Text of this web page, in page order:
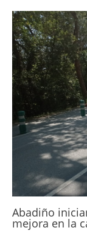
Abadiño
mejora en la